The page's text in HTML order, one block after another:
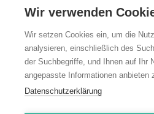
Top Themen
Teilhabe & Assistenz
Altenpflege
Wir verwenden
Wir setzen Cookies ein, um die
analysieren, einschließlich des
der Suchbegriffe, und Ihnen auf Ihr
angepasste Informationen anbieten
Datenschutzerklärung